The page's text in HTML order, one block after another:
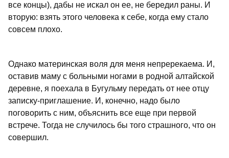
все концы), дабы не искал он ее, не бередил раны. И
вторую: взять этого человека к себе, когда ему стало
совсем плохо.
Однако материнская воля для меня непререкаема. И,
оставив маму с больными ногами в родной алтайской
деревне, я поехала в Бугульму передать от нее отцу
записку-приглашение. И, конечно, надо было
поговорить с ним, объяснить все еще при первой
встрече. Тогда не случилось бы того страшного, что он
совершил.